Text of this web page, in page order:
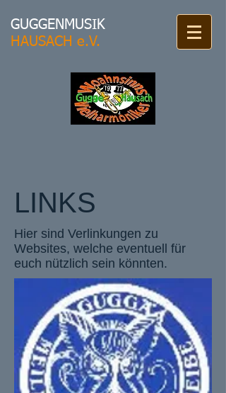
GUGGENMUSIK
HAUSACH e.V.
LINKS
Hier sind Verlinkungen zu
Websites, welche eventuell für
euch nützlich sein könnten.